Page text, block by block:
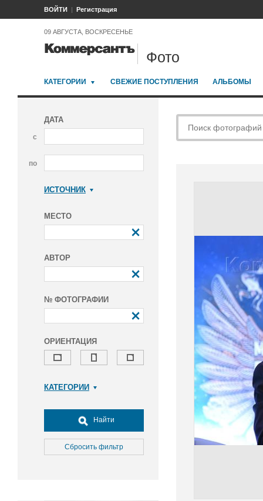
ВОЙТИ Регистрация
09 АВГУСТА, ВОСКРЕСЕНЬЕ
Фото
КАТЕГОРИИ СВЕЖИЕ ПОСТУПЛЕНИЯ АЛЬБОМЫ
ДАТА
с
по
ИСТОЧНИК
МЕСТО
АВТОР
№ ФОТОГРАФИИ
ОРИЕНТАЦИЯ
КАТЕГОРИИ
Досуг, туризм и отдых
Культура
Медицина
Найти
Сбросить фильтр